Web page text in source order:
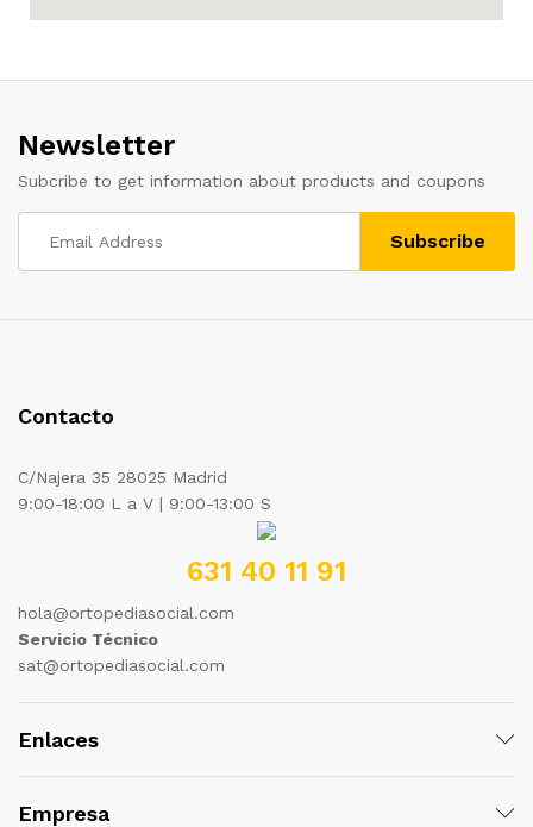
Newsletter
Subcribe to get information about products and coupons
Contacto
C/Najera 35 28025 Madrid
9:00-18:00 L a V | 9:00-13:00 S
631 40 11 91
hola@ortopediasocial.com
Servicio Técnico
sat@ortopediasocial.com
Enlaces
Empresa